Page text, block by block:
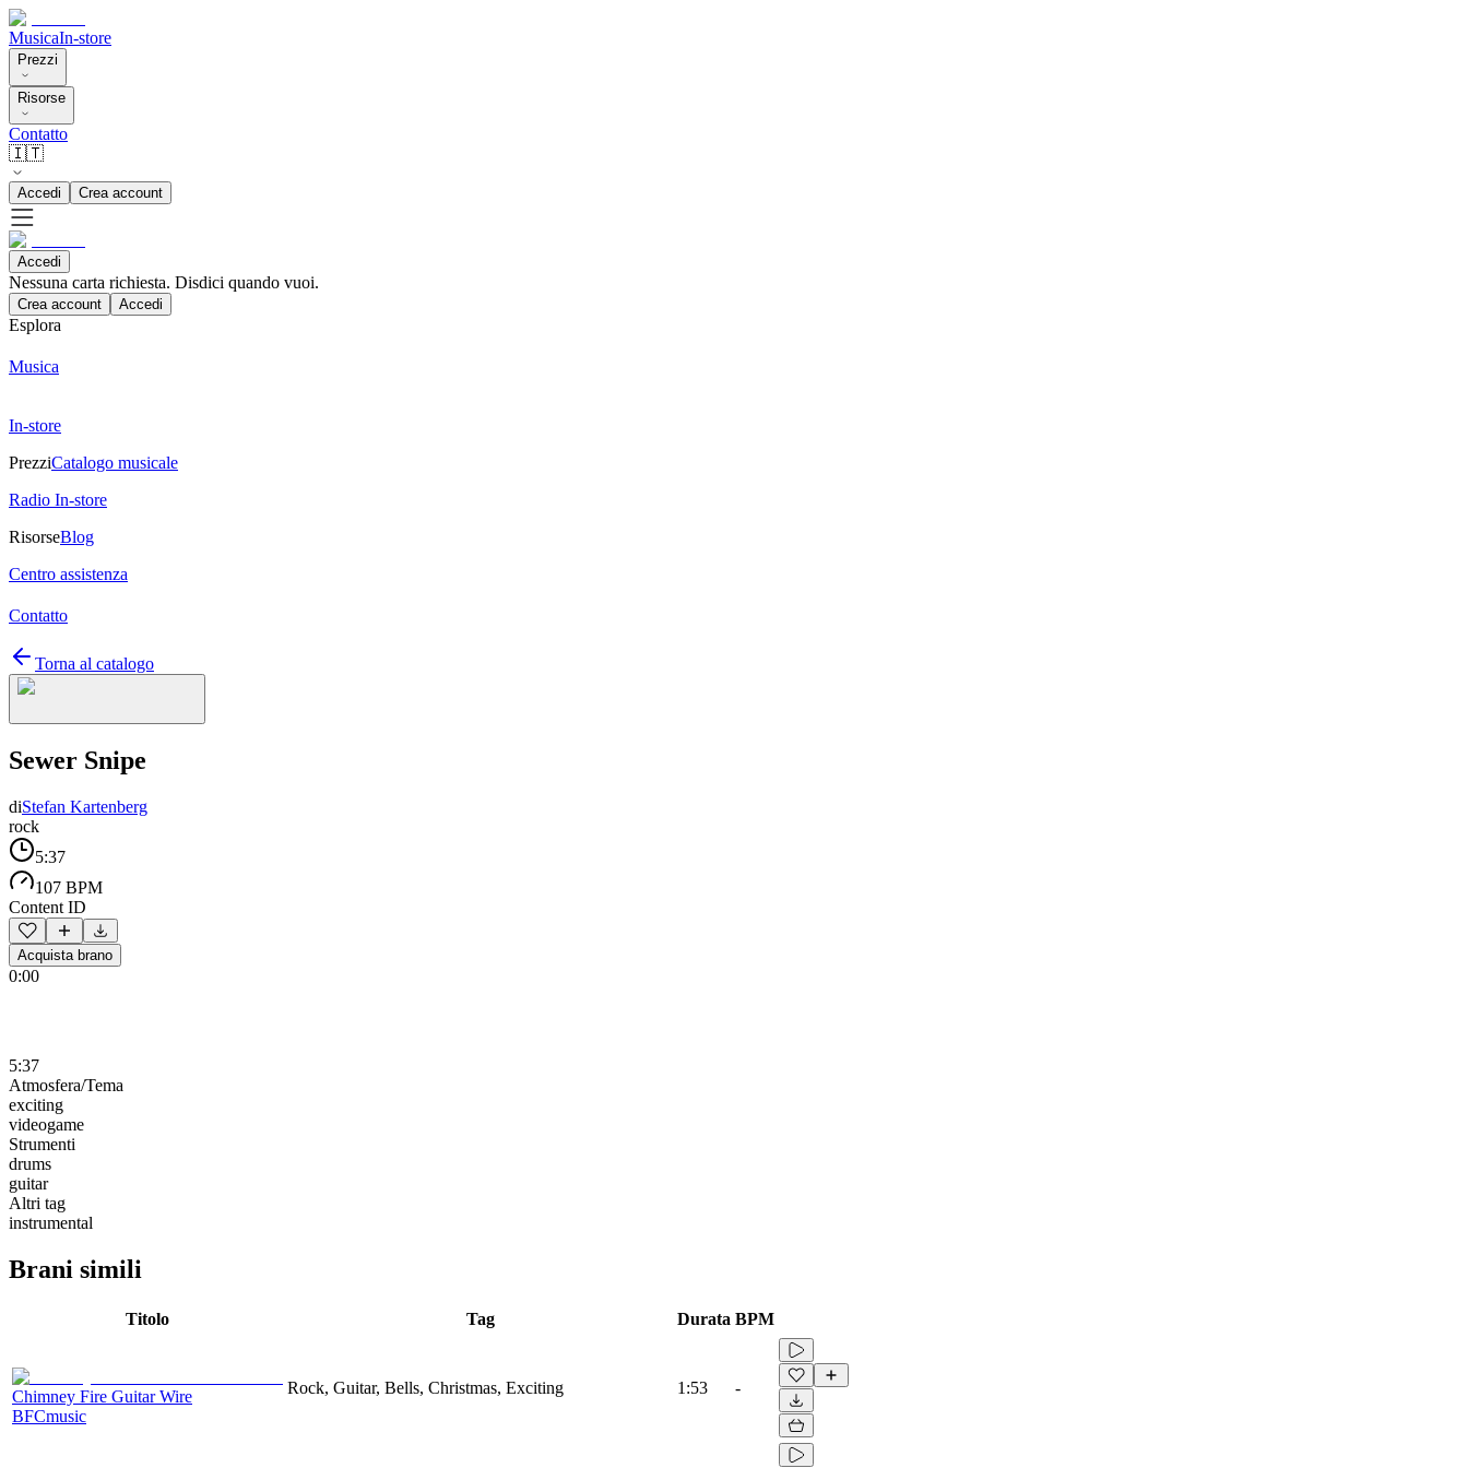
MusicaIn-store
Prezzi
Risorse
Contatto
🇮🇹
Accedi Crea account
Accedi
Nessuna carta richiesta. Disdici quando vuoi.
Crea account Accedi
Esplora
Musica
In-store
PrezziCatalogo musicale
Radio In-store
RisorseBlog
Centro assistenza
Contatto
Torna al catalogo
Sewer Snipe
diStefan Kartenberg
rock
5:37
107 BPM
Content ID
Acquista brano
0:00
5:37
Atmosfera/Tema
exciting
videogame
Strumenti
drums
guitar
Altri tag
instrumental
Brani simili
Titolo Tag Durata BPM
Chimney Fire Guitar Wire
BFCmusic
Rock, Guitar, Bells, Christmas, Exciting 1:53 -